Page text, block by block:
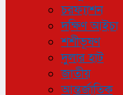
চরফ্যাশন
দক্ষিণ আইচা
শশীভূষণ
দুলার হাট
জাতীয়
আন্তর্জাতিক